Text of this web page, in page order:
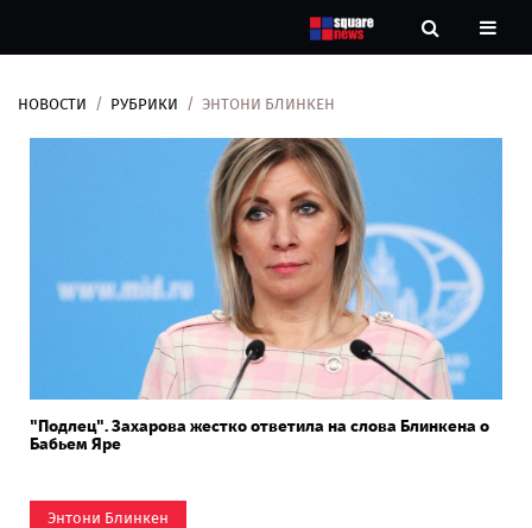
НОВОСТИ РУБРИКИ ЭНТОНИ БЛИНКЕН
"Подлец". Захарова жестко ответила на слова Блинкена о
Бабьем Яре
Энтони Блинкен